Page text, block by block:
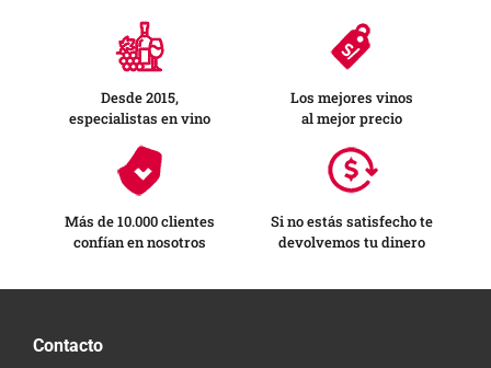
Desde 2015,
especialistas en vino
Los mejores vinos
al mejor precio
Más de 10.000 clientes
confían en nosotros
Si no estás satisfecho te
devolvemos tu dinero
Contacto